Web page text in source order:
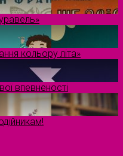
кольору літа»
впевненості